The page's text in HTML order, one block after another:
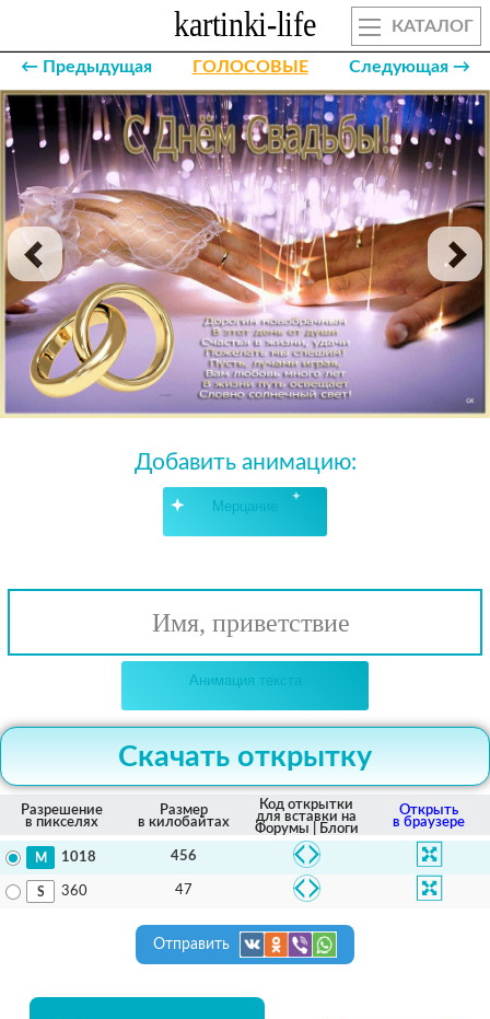
КАТАЛОГ
← Предыдущая ГОЛОСОВЫЕ Следующая →
Добавить анимацию:
Мерцание
Имя, приветствие
Анимация текста
Скачать открытку
Разрешение
в пикселях
Размер
в килобайтах
Код открытки
для вставки на
Форумы | Блоги
Открыть
в браузере
1018 456
360 47
Отправить